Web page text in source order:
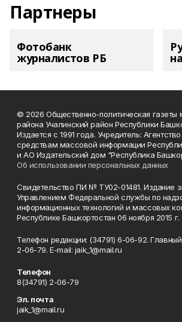
Партнеры
Фотобанк
журналистов РБ
© 2026 Общественно-политическая газеты
района Учалинский район Республики
Издается с 1991 года. Учредитель:
средствам массовой информации
и АО Издательский дом "Республика
Об использовании персональных данных
Свидетельство ПИ № ТУ02-01481. Издание
Управлением Федеральной службы по
информационных технологий и массовых
Республике Башкортостан 06 ноября 2015 г.
Телефон редакции: (34791) 6-06-92.
2-06-79. Е-mаil: jaik_1@mail.ru
Телефон
8(34791) 2-06-79
Эл. почта
jaik_1@mail.ru